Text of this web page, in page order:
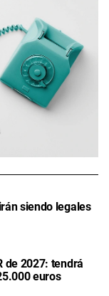
siendo legales
de 2027: tendrá
euros